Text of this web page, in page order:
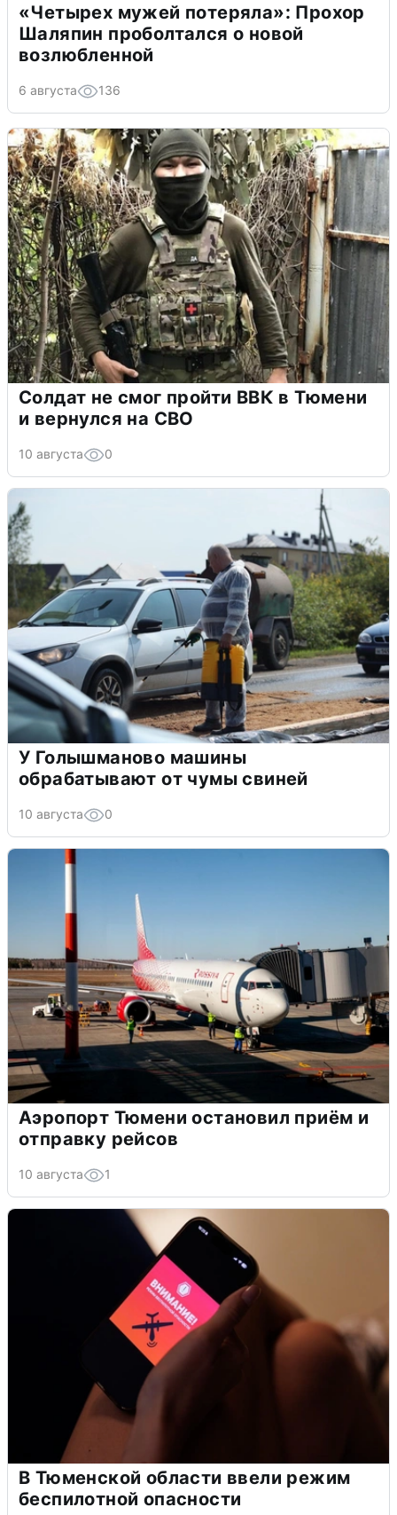
«Четырех мужей потеряла»: Прохор
Шаляпин проболтался о новой
возлюбленной
6 августа 136
Солдат не смог пройти ВВК в Тюмени
и вернулся на СВО
10 августа 0
У Голышманово машины
обрабатывают от чумы свиней
10 августа 0
Аэропорт Тюмени остановил приём и
отправку рейсов
10 августа 1
В Тюменской области ввели режим
беспилотной опасности